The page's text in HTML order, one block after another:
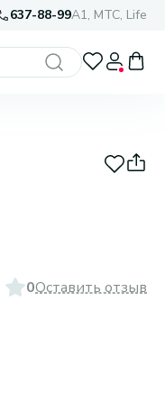
637-88-99A1, МТС, Life
0Оставить отзыв